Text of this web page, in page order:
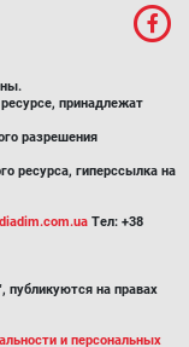
принадлежат
разрешения
ресурса, гиперссылка на
Тел: +38
на правах
и персональных